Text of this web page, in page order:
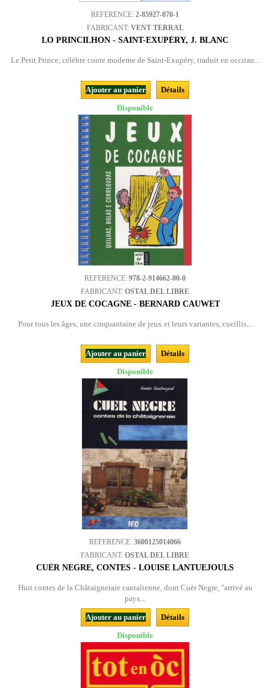
REFERENCE: 2-85927-070-1
FABRICANT: VENT TERRAL
LO PRINCILHON - SAINT-EXUPÉRY, J. BLANC
Le Petit Prince, célèbre conte moderne de Saint-Exupéry, traduit en occitan...
Ajouter au panier
Détails
Disponible
REFERENCE: 978-2-914662-00-0
FABRICANT: OSTAL DEL LIBRE
JEUX DE COCAGNE - BERNARD CAUWET
Pour tous les âges, une cinquantaine de jeux et leurs variantes, cueillis...
Ajouter au panier
Détails
Disponible
REFERENCE: 3600125014066
FABRICANT: OSTAL DEL LIBRE
CUÈR NEGRE, CONTES - LOUISE LANTUEJOULS
Huit contes de la Châtaigneraie cantalienne, dont Cuèr Negre, "arrivé au
pays...
Ajouter au panier
Détails
Disponible